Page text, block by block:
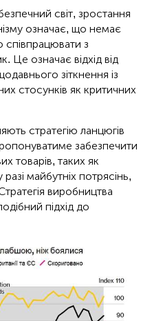
світ, зростання
означає, що немає
співпрацювати з
Це означає відхід від
зіткнення із
стосунків як критичних
стратегію ланцюгів
забезпечити
товарів, таких як
майбутніх потрясінь,
виробництва
підхід до